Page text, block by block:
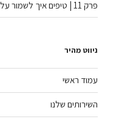
פרק 11 | טיפים איך לשמור על יחסים מדהימים עם קולגות
ניווט מהיר
עמוד ראשי
השירותים שלנו